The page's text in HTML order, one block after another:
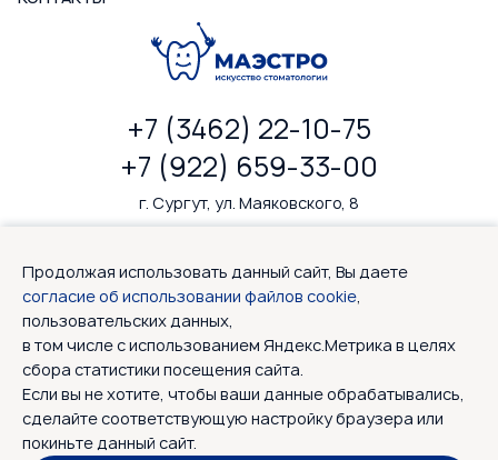
+7 (3462) 22-10-75
+7 (922) 659-33-00
г. Сургут, ул. Маяковского, 8
Лицензия №Л041-01193-86/00377626 от 28.04.2012
Политика конфиденциальности
Продолжая использовать данный сайт, Вы даете
согласие об использовании файлов cookie,
пользовательских данных,
в том числе с использованием Яндекс.Метрика в целях
сбора статистики посещения сайта.
Если вы не хотите, чтобы ваши данные обрабатывались,
сделайте соответствующую настройку браузера или
покиньте данный сайт.